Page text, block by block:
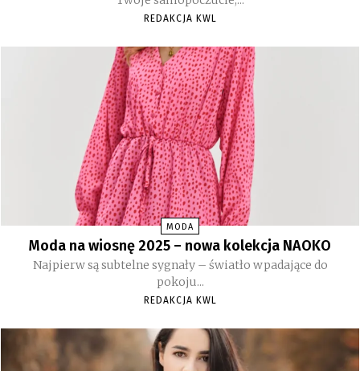
REDAKCJA KWL
MODA
Moda na wiosnę 2025 – nowa kolekcja NAOKO
Najpierw są subtelne sygnały – światło wpadające do
pokoju...
REDAKCJA KWL